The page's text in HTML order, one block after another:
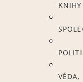
KNIHY
VĚDA,